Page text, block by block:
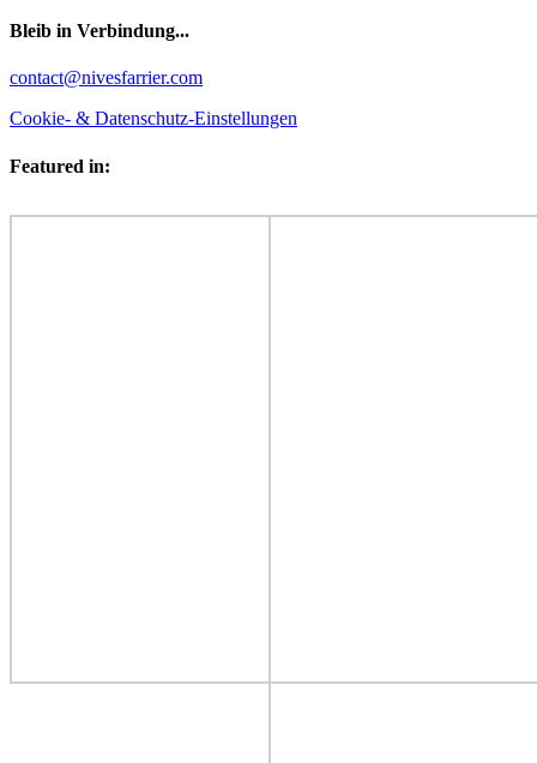
Bleib in Verbindung...
Facebook
YouTube
Instagram
contact@nivesfarrier.com
Cookie- & Datenschutz-Einstellungen
Featured in: